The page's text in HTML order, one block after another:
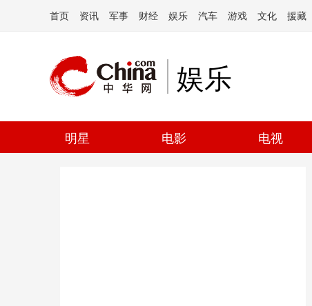
首页 资讯 军事 财经 娱乐 汽车 游戏 文化 援藏
娱乐
明星 电影 电视